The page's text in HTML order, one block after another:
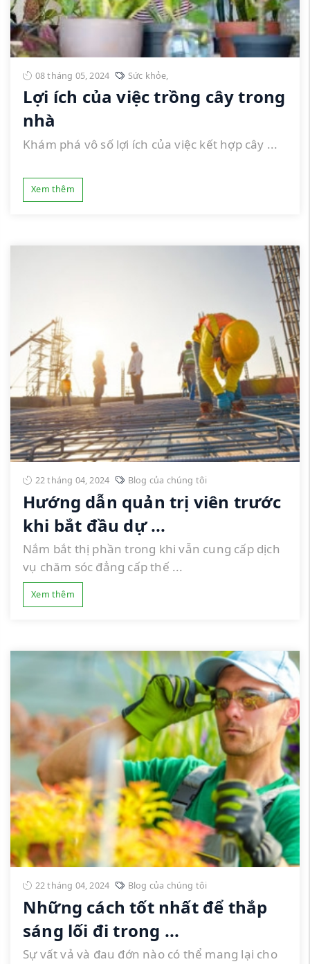
08 tháng 05, 2024 Sức khỏe,
Lợi ích của việc trồng cây trong
nhà
Khám phá vô số lợi ích của việc kết hợp cây ...
Xem thêm
22 tháng 04, 2024 Blog của chúng tôi
Hướng dẫn quản trị viên trước
khi bắt đầu dự ...
Nắm bắt thị phần trong khi vẫn cung cấp dịch
vụ chăm sóc đẳng cấp thế ...
Xem thêm
22 tháng 04, 2024 Blog của chúng tôi
Những cách tốt nhất để thắp
sáng lối đi trong ...
Sự vất vả và đau đớn nào có thể mang lại cho